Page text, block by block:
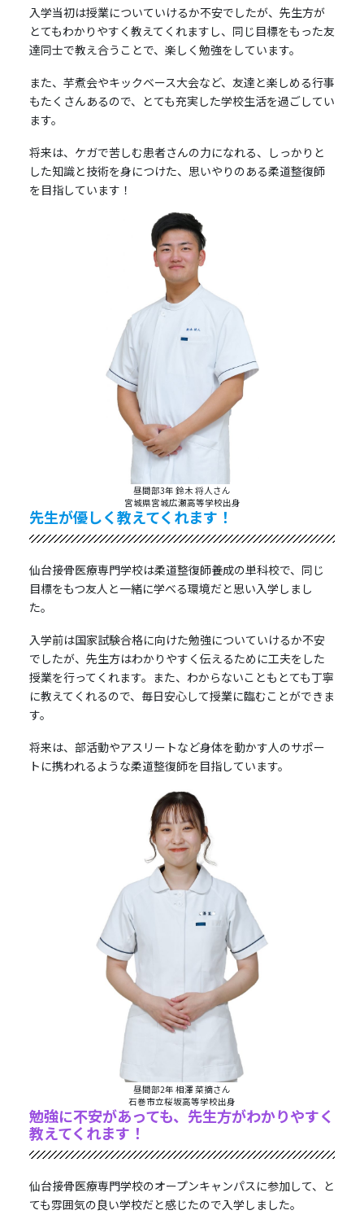
入学当初は授業についていけるか不安でしたが、先生方が
とてもわかりやすく教えてくれますし、同じ目標をもった友
達同士で教え合うことで、楽しく勉強をしています。
また、芋煮会やキックベース大会など、友達と楽しめる行事
もたくさんあるので、とても充実した学校生活を過ごしてい
ます。
将来は、ケガで苦しむ患者さんの力になれる、しっかりと
した知識と技術を身につけた、思いやりのある柔道整復師
を目指しています！
昼間部3年 鈴木 将人さん
宮城県宮城広瀬高等学校出身
先生が優しく教えてくれます！
仙台接骨医療専門学校は柔道整復師養成の単科校で、同じ
目標をもつ友人と一緒に学べる環境だと思い入学しまし
た。
入学前は国家試験合格に向けた勉強についていけるか不安
でしたが、先生方はわかりやすく伝えるために工夫をした
授業を行ってくれます。また、わからないこともとても丁寧
に教えてくれるので、毎日安心して授業に臨むことができま
す。
将来は、部活動やアスリートなど身体を動かす人のサポー
トに携われるような柔道整復師を目指しています。
勉強に不安があっても、先生方がわかりやすく
教えてくれます！
仙台接骨医療専門学校のオープンキャンパスに参加して、と
ても雰囲気の良い学校だと感じたので入学しました。
昼間部2年 相澤 菜摘さん
石巻市立桜坂高等学校出身